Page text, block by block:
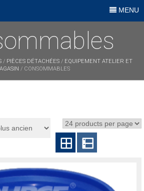
MENU
/ PIÈCES DÉTACHÉES/ EQUIPEMENT ATELIER ET
/ CONSOMMABLES